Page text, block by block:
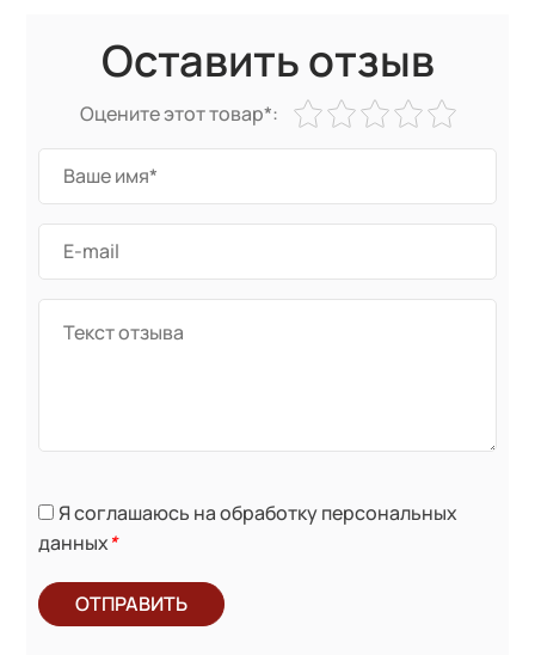
Оставить отзыв
Оцените этот товар*:
Я соглашаюсь на обработку персональных
данных*
ОТПРАВИТЬ